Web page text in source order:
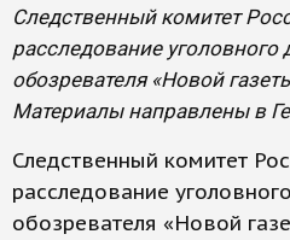
Следственный комитет
расследование уголовного
обозревателя «Новой
Материалы направлены в
Следственный комитет
расследование
обозревателя «Новой